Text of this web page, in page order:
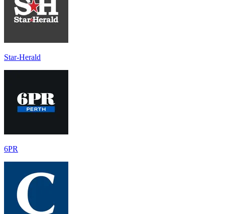
Star-Herald
6PR